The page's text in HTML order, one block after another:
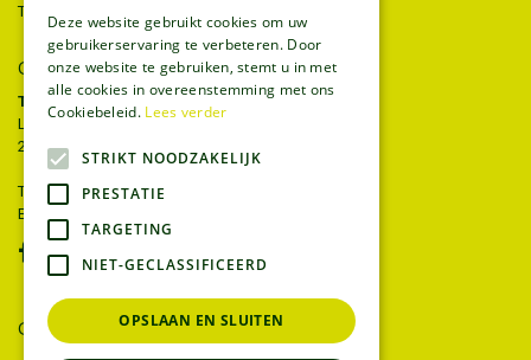
Toon alle openingstijden
CONTACT
Tuincentrum Thiels
Liersesteenweg 68
2221 Heist-op-den-berg
T.
015 22 27 52
E.
GEEF UW MENING
Deze website gebruikt cookies om uw
gebruikerservaring te verbeteren. Door
onze website te gebruiken, stemt u in met
alle cookies in overeenstemming met ons
Cookiebeleid. Lees verder
STRIKT NOODZAKELIJK
PRESTATIE
TARGETING
NIET-GECLASSIFICEERD
OPSLAAN EN SLUITEN